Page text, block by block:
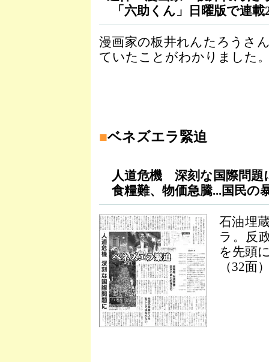
「六助くん」日曜版で連載
漫画家の板井れんたろうさ
ていたことがわかりました
■ベネズエラ緊迫
人道危機 深刻な国際問題
食糧難、物価急騰...国民の
石油埋
ラ。反
を先頭
（32面